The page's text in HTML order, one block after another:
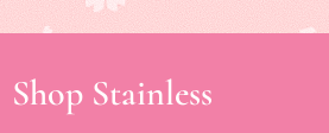
Shop Stainless